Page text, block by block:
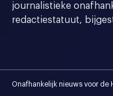
journalistieke
redactiestatuut,
Onafhankelijk nieuws voor de